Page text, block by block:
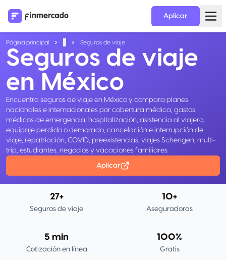
Aplicar
Página principal Seguros de viaje
Seguros de viaje
en México
Encuentra seguros de viaje en México y compara planes
nacionales e internacionales por cobertura médica, gastos
médicos de emergencia, hospitalización, asistencia al viajero,
equipaje perdido o demorado, cancelación e interrupción de
viaje, repatriación, COVID, preexistencias, viajes Schengen, multi-
trip, estudiantes, negocios y vacaciones familiares.
Aplicar
27+
Seguros de viaje
10+
Aseguradoras
5 min
Cotización en línea
100%
Gratis